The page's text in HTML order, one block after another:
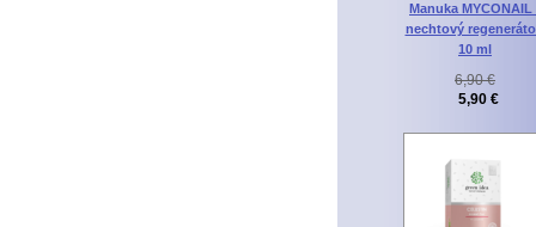
Manuka MYCONAIL
nechtový
10 ml
6,90 €
5,90 €